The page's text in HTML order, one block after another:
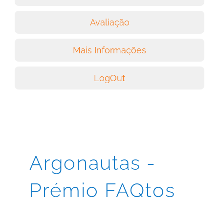
Argonautas -
Prémio FAQtos
Avaliação
Mais Informações
LogOut